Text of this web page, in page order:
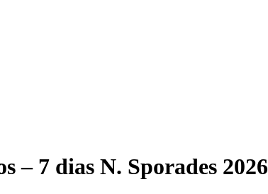
– 7 dias N. Sporades 2026